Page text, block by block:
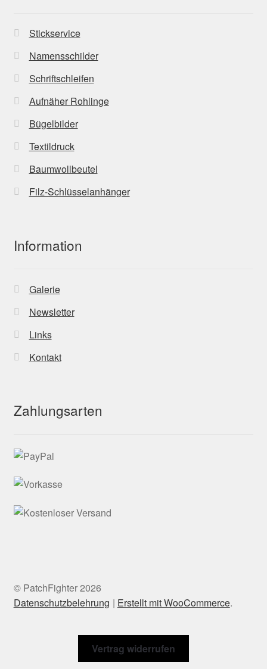
Stickservice
Namensschilder
Schriftschleifen
Aufnäher Rohlinge
Bügelbilder
Textildruck
Baumwollbeutel
Filz-Schlüsselanhänger
Information
Galerie
Newsletter
Links
Kontakt
Zahlungsarten
© PatchFighter 2026
Datenschutzbelehrung
Erstellt mit WooCommerce.
Vertrag widerrufen